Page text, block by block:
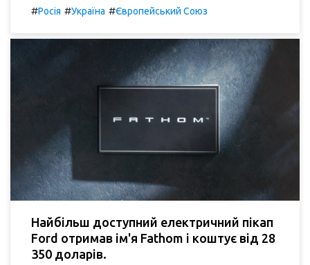
#Росія #Україна #Європейський Союз
Найбільш доступний електричний пікап
Ford отримав ім'я Fathom і коштує від 28
350 доларів.